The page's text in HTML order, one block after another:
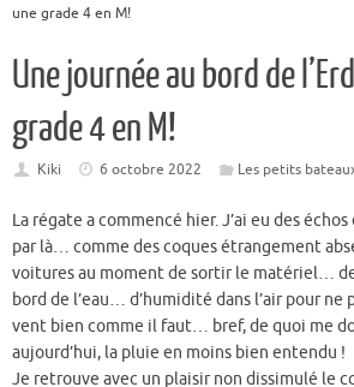
une grade 4 en M!
Une journée au bord de
grade 4 en M!
Kiki 6 octobre 2022 Les petits
La régate a commencé hier. J’ai eu des
par là… comme des coques étrangement
voitures au moment de sortir le matériel…
bord de l’eau… d’humidité dans l’air pour
vent bien comme il faut… bref, de quoi me
aujourd’hui, la pluie en moins bien entendu !
Je retrouve avec un plaisir non dissimulé le